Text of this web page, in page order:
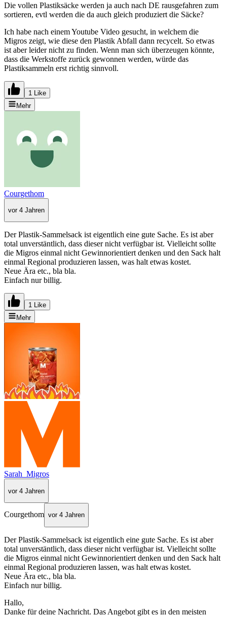
Die vollen Plastiksäcke werden ja auch nach DE rausgefahren zum
sortieren, evtl werden die da auch gleich produziert die Säcke?
Ich habe nach einem Youtube Video gesucht, in welchem die
Migros zeigt, wie diese den Plastik Abfall dann recycelt. So etwas
ist aber leider nicht zu finden. Wenn man sich überzeugen könnte,
dass die Werkstoffe zurück gewonnen werden, würde das
Plastiksammeln erst richtig sinnvoll.
1 Like
Mehr
Courgethom
vor 4 Jahren
Der Plastik-Sammelsack ist eigentlich eine gute Sache. Es ist aber
total unverstäntlich, dass dieser nicht verfügbar ist. Vielleicht sollte
die Migros einmal nicht Gewinnorientiert denken und den Sack halt
einmal Regional produzieren lassen, was halt etwas kostet.
Neue Ära etc., bla bla.
Einfach nur billig.
1 Like
Mehr
Sarah_Migros
vor 4 Jahren
Courgethom vor 4 Jahren
Der Plastik-Sammelsack ist eigentlich eine gute Sache. Es ist aber
total unverstäntlich, dass dieser nicht verfügbar ist. Vielleicht sollte
die Migros einmal nicht Gewinnorientiert denken und den Sack halt
einmal Regional produzieren lassen, was halt etwas kostet.
Neue Ära etc., bla bla.
Einfach nur billig.
Hallo,
Danke für deine Nachricht. Das Angebot gibt es in den meisten